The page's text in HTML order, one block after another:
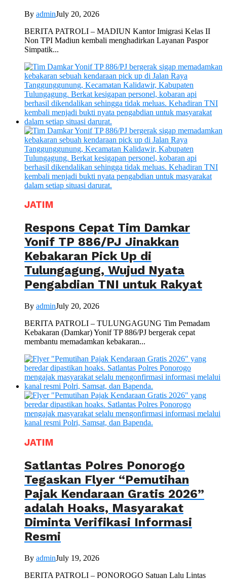
By adminJuly 20, 2026
BERITA PATROLI – MADIUN Kantor Imigrasi Kelas II
Non TPI Madiun kembali menghadirkan Layanan Paspor
Simpatik...
JATIM
Respons Cepat Tim Damkar
Yonif TP 886/PJ Jinakkan
Kebakaran Pick Up di
Tulungagung, Wujud Nyata
Pengabdian TNI untuk Rakyat
By adminJuly 20, 2026
BERITA PATROLI – TULUNGAGUNG Tim Pemadam
Kebakaran (Damkar) Yonif TP 886/PJ bergerak cepat
membantu memadamkan kebakaran...
JATIM
Satlantas Polres Ponorogo
Tegaskan Flyer “Pemutihan
Pajak Kendaraan Gratis 2026”
adalah Hoaks, Masyarakat
Diminta Verifikasi Informasi
Resmi
By adminJuly 19, 2026
BERITA PATROLI – PONOROGO Satuan Lalu Lintas